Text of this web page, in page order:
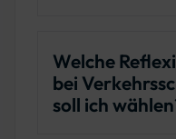
gerecht zu
geltenden
67520 für
Welche
bei
soll ich